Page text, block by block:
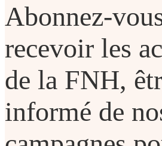
Abonnez-
recevoir les
de la FNH,
informé de